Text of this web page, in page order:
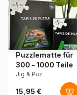
Teileanzahl
Maße
Material
Puzzlematte für
300 - 1000 Teile
Jig & Puz